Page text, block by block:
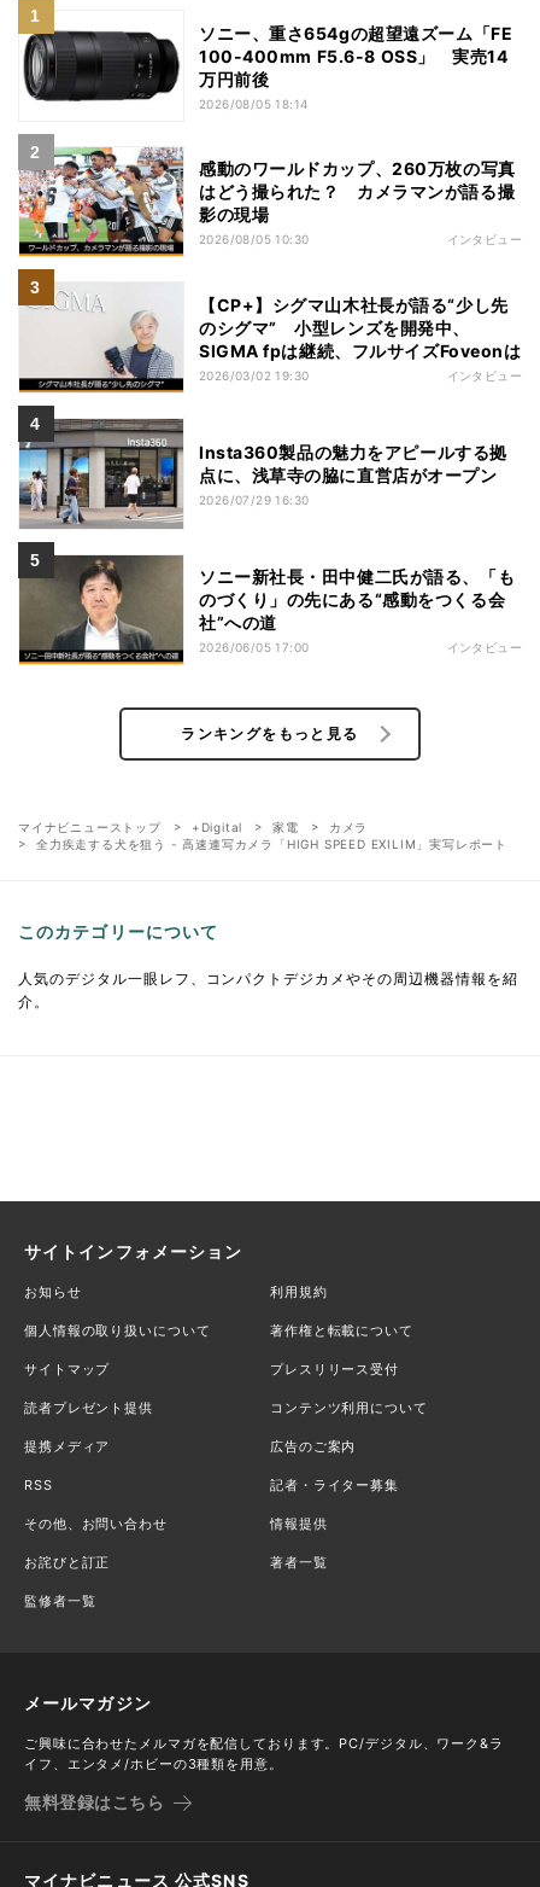
ソニー、重さ654gの超望遠ズーム「FE
100-400mm F5.6-8 OSS」 実売14
万円前後
2026/08/05 18:14
感動のワールドカップ、260万枚の写真
はどう撮られた？ カメラマンが語る撮
影の現場
2026/08/05 10:30 インタビュー
【CP+】シグマ山木社長が語る“少し先
のシグマ” 小型レンズを開発中、
SIGMA fpは継続、フルサイズFoveonは
2026/03/02 19:30 インタビュー
Insta360製品の魅力をアピールする拠
点に、浅草寺の脇に直営店がオープン
2026/07/29 16:30
ソニー新社長・田中健二氏が語る、「も
のづくり」の先にある“感動をつくる会
社”への道
2026/06/05 17:00 インタビュー
ランキングをもっと見る
マイナビニューストップ +Digital 家電
カメラ
全力疾走する犬を狙う - 高速連写カメラ「HIGH SPEED EXILIM」実写レポート
このカテゴリーについて
人気のデジタル一眼レフ、コンパクトデジカメやその周辺機器情報を紹
介。
サイトインフォメーション
お知らせ 利用規約
個人情報の取り扱いについて 著作権と転載について
サイトマップ プレスリリース受付
読者プレゼント提供 コンテンツ利用について
提携メディア 広告のご案内
RSS 記者・ライター募集
その他、お問い合わせ 情報提供
お詫びと訂正 著者一覧
監修者一覧
メールマガジン
ご興味に合わせたメルマガを配信しております。PC/デジタル、ワーク&ラ
イフ、エンタメ/ホビーの3種類を用意。
無料登録はこちら
マイナビニュース 公式SNS